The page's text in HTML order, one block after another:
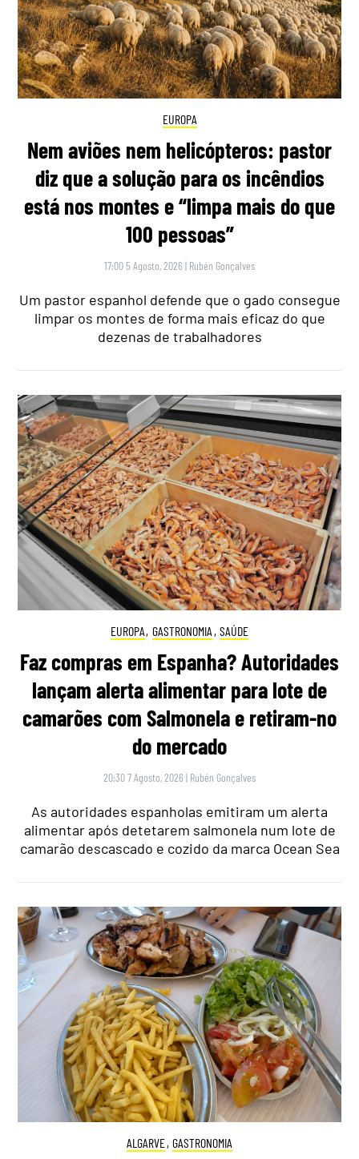
EUROPA
Nem aviões nem helicópteros: pastor
diz que a solução para os incêndios
está nos montes e “limpa mais do que
100 pessoas”
17:00 5 Agosto, 2026 | Rubén Gonçalves
Um pastor espanhol defende que o gado consegue
limpar os montes de forma mais eficaz do que
dezenas de trabalhadores
EUROPA, GASTRONOMIA , SAÚDE
Faz compras em Espanha? Autoridades
lançam alerta alimentar para lote de
camarões com Salmonela e retiram-no
do mercado
20:30 7 Agosto, 2026 | Rubén Gonçalves
As autoridades espanholas emitiram um alerta
alimentar após detetarem salmonela num lote de
camarão descascado e cozido da marca Ocean Sea
ALGARVE, GASTRONOMIA